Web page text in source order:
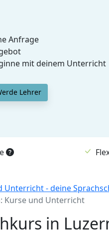
Anfrage
mit deinem Unterricht
Lehrer
Unterricht - deine
Kurse und Unterricht
in